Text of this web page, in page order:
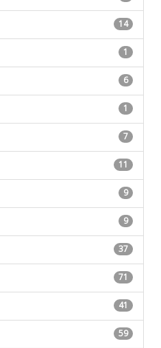
14
1
6
1
7
11
9
9
37
71
41
59